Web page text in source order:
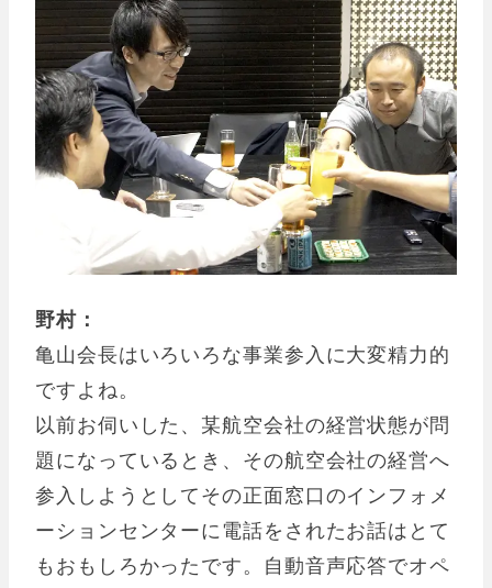
野村：
亀山会長はいろいろな事業参入に大変精力的
ですよね。
以前お伺いした、某航空会社の経営状態が問
題になっているとき、その航空会社の経営へ
参入しようとしてその正面窓口のインフォメ
ーションセンターに電話をされたお話はとて
もおもしろかったです。自動音声応答でオペ